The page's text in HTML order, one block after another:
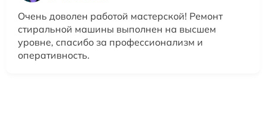
Очень доволен работой мастерской! Ремонт
стиральной машины выполнен на высшем
уровне, спасибо за профессионализм и
оперативность.